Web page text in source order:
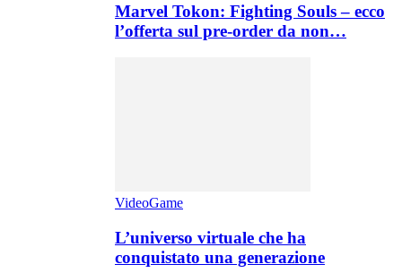
Marvel Tokon: Fighting Souls – ecco
l’offerta sul pre-order da non…
VideoGame
L’universo virtuale che ha
conquistato una generazione